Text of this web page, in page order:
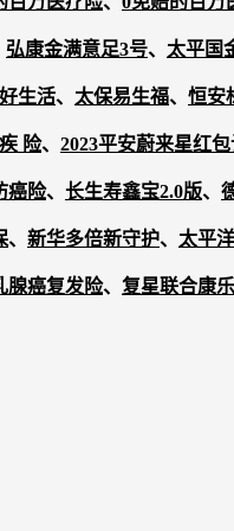
弘康金满意足3号、 太平国
生活、 太保易生福、 恒安
险、 2023平安蔚来星红包
癌险、 长生寿鑫宝2.0版、
、 新华多倍新守护、 太平
腺癌复发险、 复星联合康